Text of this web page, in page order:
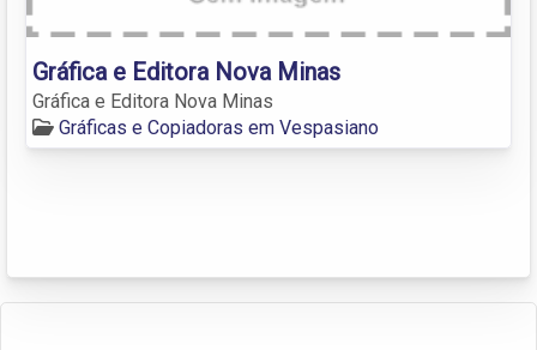
Gráfica e Editora Nova Minas
Gráfica e Editora Nova Minas
Gráficas e Copiadoras em Vespasiano